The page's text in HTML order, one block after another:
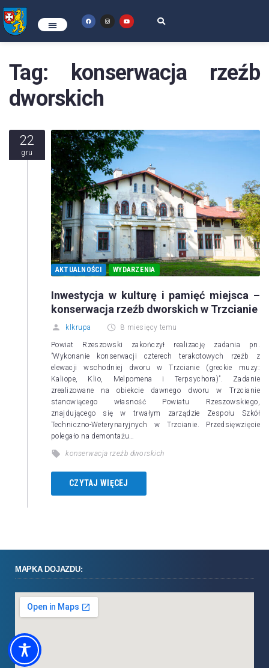
Tag:
konserwacja rzeźb
dworskich
22
gru
AKTUALNOŚCI WYDARZENIA
Inwestycja w kulturę i pamięć miejsca –
konserwacja rzeźb dworskich w Trzcianie
klkrupa 8 miesięcy temu
Powiat Rzeszowski zakończył realizację zadania pn.
”Wykonanie konserwacji czterech terakotowych rzeźb z
elewacji wschodniej dworu w Trzcianie (greckie muzy:
Kaliope, Klio, Melpomena i Terpsychora)”. Zadanie
zrealizowane na obiekcie dawnego dworu w Trzcianie
stanowiącego własność Powiatu Rzeszowskiego,
znajdującego się w trwałym zarządzie Zespołu Szkół
Techniczno-Weterynaryjnych w Trzcianie. Przedsięwzięcie
polegało na demontażu…
konserwacja rzeźb dworskich
CZYTAJ WIĘCEJ
MAPKA DOJAZDU: